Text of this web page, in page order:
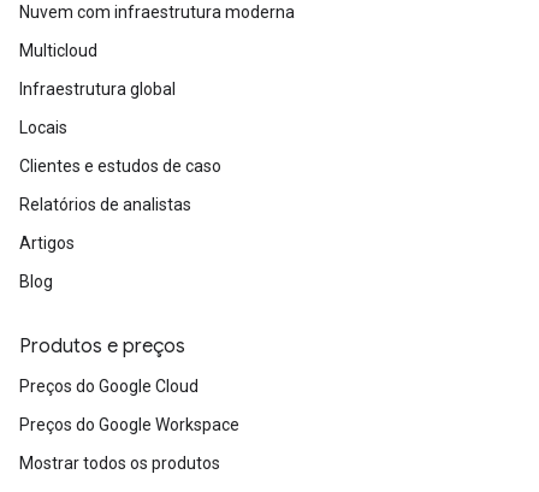
Nuvem com infraestrutura moderna
Multicloud
Infraestrutura global
Locais
Clientes e estudos de caso
Relatórios de analistas
Artigos
Blog
Produtos e preços
Preços do Google Cloud
Preços do Google Workspace
Mostrar todos os produtos